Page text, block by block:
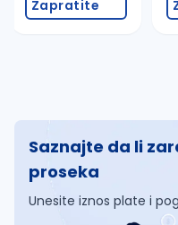
Zapratite
Saznajte da li
proseka
Unesite iznos plate i